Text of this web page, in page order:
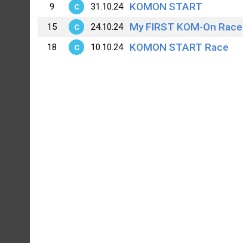
9 C 31.10.24 KOMON START
15 C 24.10.24 My FIRST KOM-On Race
18 C 10.10.24 KOMON START Race